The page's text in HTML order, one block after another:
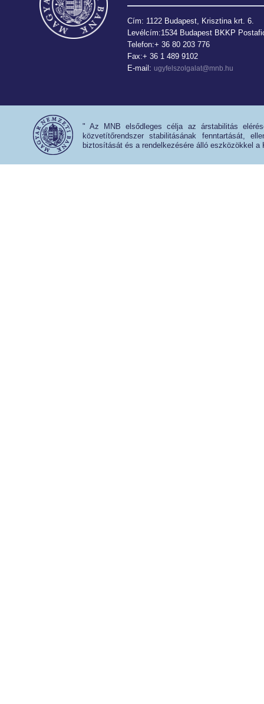
Cím: 1122 Budapest, Krisztina krt. 6.
Levélcím:1534 Budapest BKKP
Telefon:+ 36 80 203 776
Fax:+ 36 1 489 9102
E-mail: ugyfelszolgalat@mnb.hu
" Az MNB elsődleges célja az árstabilitás
közvetítőrendszer stabilitásának fenntartását,
biztosítását és a rendelkezésére álló eszközökkel a